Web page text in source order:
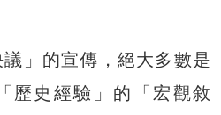
」的宣傳，絕大多數是
歷史經驗」的「宏觀敘